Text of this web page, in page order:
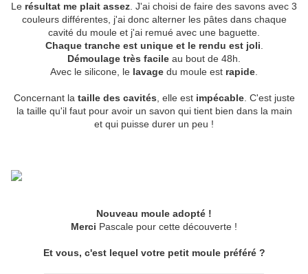
Le résultat me plait assez . J'ai choisi de faire des savons avec 3
couleurs différentes, j'ai donc alterner les pâtes dans chaque
cavité du moule et j'ai remué avec une baguette.
Chaque tranche est unique et le rendu est joli
Démoulage très facile au bout de 48h.
Avec le silicone, le lavage du moule est rapide
Concernant la taille des cavités , elle est impécable. C'est juste
la taille qu'il faut pour avoir un savon qui tient bien dans la main
et qui puisse durer un peu !
Nouveau moule adopté !
Merci Pascale pour cette découverte !
Et vous, c'est lequel votre petit moule préféré ?